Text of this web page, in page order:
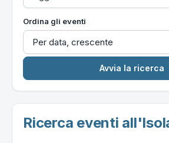
Ordina gli eventi
Ricerca eventi